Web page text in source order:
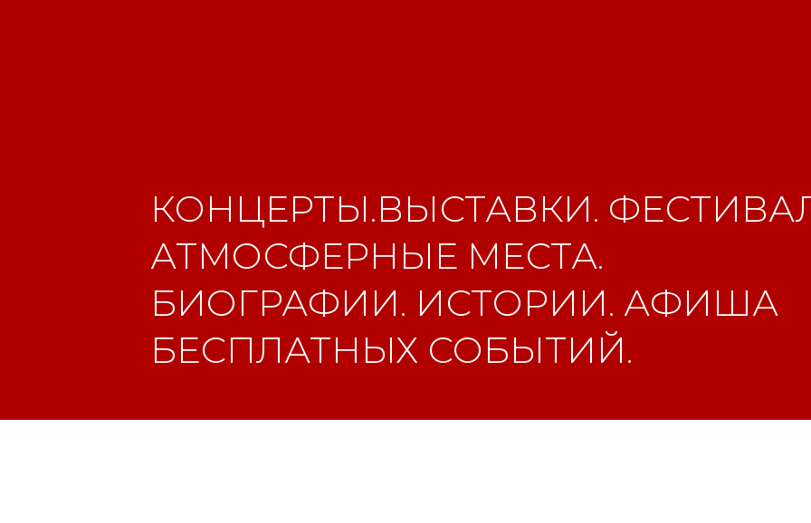
КОНЦЕРТЫ.ВЫСТАВКИ.
АТМОСФЕРНЫЕ МЕСТА.
БИОГРАФИИ. ИСТОРИИ. АФИША
БЕСПЛАТНЫХ СОБЫТИЙ.